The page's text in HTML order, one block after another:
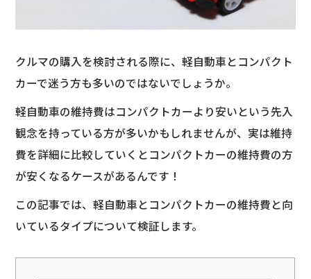
クルマの購入を検討される際に、軽自動車とコンパクト
カーで迷う方も多いのではないでしょうか。
軽自動車の維持費はコンパクトカーより安いという先入
観念を持っている方が多いかもしれませんが、実は維持
費を詳細に比較していくとコンパクトカーの維持費の方
が安くなるケースがあるんです！
この記事では、軽自動車とコンパクトカーの維持費と向
いているタイプについて検証します。